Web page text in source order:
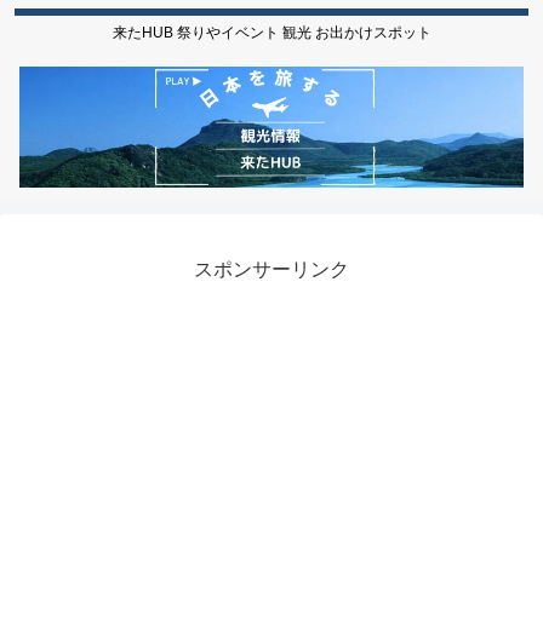
来たHUB 祭りやイベント 観光 お出かけスポット
スポンサーリンク